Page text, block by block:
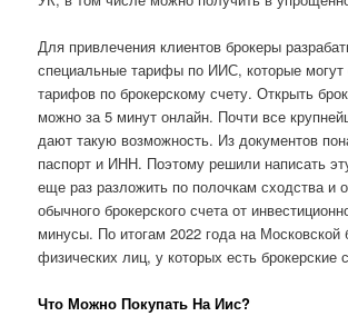
Для привлечения клиентов брокеры
специальные тарифы по ИИС, которые могут
тарифов по брокерскому счету. Открыть
можно за 5 минут онлайн. Почти все
дают такую возможность. Из документов
паспорт и ИНН. Поэтому решили написать
еще раз разложить по полочкам сходства и
обычного брокерского счета от
минусы. По итогам 2022 года на
физических лиц, у которых есть брокерские
Что Можно Покупать На Иис?